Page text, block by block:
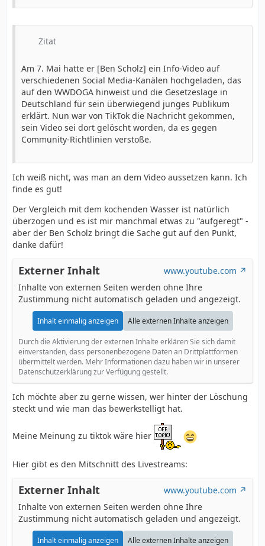
Zitat
Am 7. Mai hatte er [Ben Scholz] ein Info-Video auf
verschiedenen Social Media-Kanälen hochgeladen, das
auf den WWDOGA hinweist und die Gesetzeslage in
Deutschland für sein überwiegend junges Publikum
erklärt. Nun war von TikTok die Nachricht gekommen,
sein Video sei dort gelöscht worden, da es gegen
Community-Richtlinien verstoße.
Ich weiß nicht, was man an dem Video aussetzen kann. Ich
finde es gut!
Der Vergleich mit dem kochenden Wasser ist natürlich
überzogen und es ist mir manchmal etwas zu "aufgeregt" -
aber der Ben Scholz bringt die Sache gut auf den Punkt,
danke dafür!
Externer Inhalt
www.youtube.com
Inhalte von externen Seiten werden ohne Ihre
Zustimmung nicht automatisch geladen und angezeigt.
Inhalt einmalig anzeigen Alle externen Inhalte anzeigen
Durch die Aktivierung der externen Inhalte erklären Sie sich damit
einverstanden, dass personenbezogene Daten an Drittplattformen
übermittelt werden. Mehr Informationen dazu haben wir in unserer
Datenschutzerklärung zur Verfügung gestellt.
Ich möchte aber zu gerne wissen, wer hinter der Löschung
steckt und wie man das bewerkstelligt hat.
Meine Meinung zu tiktok wäre hier
Hier gibt es den Mitschnitt des Livestreams:
Externer Inhalt
www.youtube.com
Inhalte von externen Seiten werden ohne Ihre
Zustimmung nicht automatisch geladen und angezeigt.
Inhalt einmalig anzeigen Alle externen Inhalte anzeigen